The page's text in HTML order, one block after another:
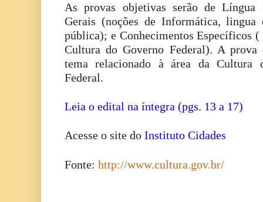
As provas objetivas serão de Língua
Gerais (noções de Informática, lingua
pública); e Conhecimentos Específicos (
Cultura do Governo Federal). A
tema relacionado à área da Cultura
Federal.
Leia o edital na íntegra (pgs. 13 a 17)
Acesse o site do Instituto Cidades
Fonte: http://www.cultura.gov.br/